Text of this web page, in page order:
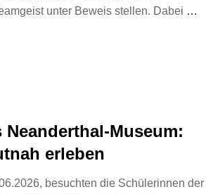
unter Beweis stellen. Dabei …
Museum:
erleben
besuchten die Schülerinnen der